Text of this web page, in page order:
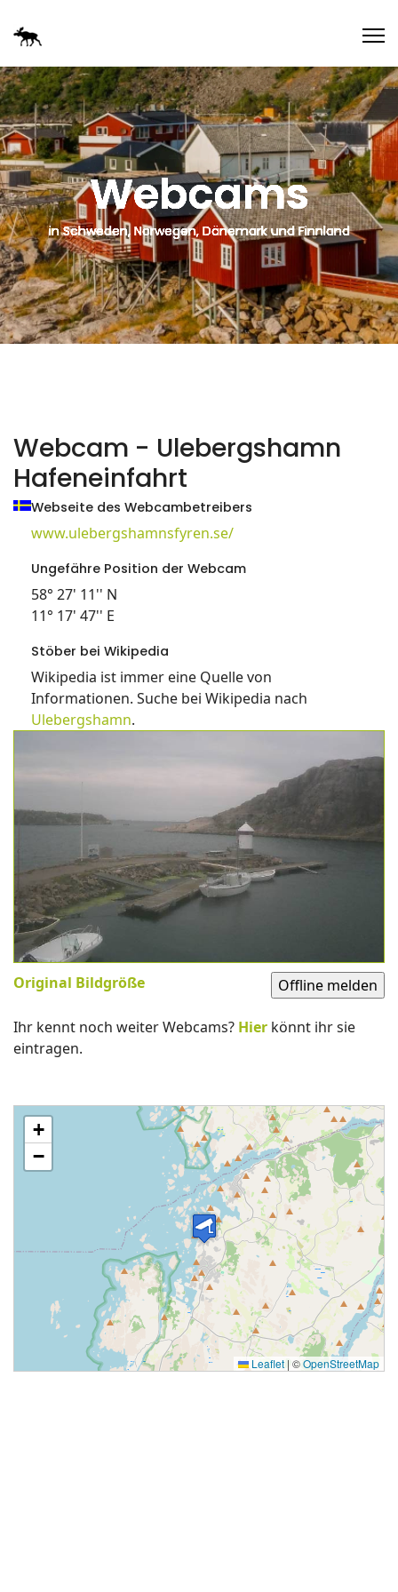
Webcams
in Schweden, Norwegen, Dänemark und Finnland
Webcam - Ulebergshamn
Hafeneinfahrt
Webseite des Webcambetreibers
www.ulebergshamnsfyren.se/
Ungefähre Position der Webcam
58° 27' 11'' N
11° 17' 47'' E
Stöber bei Wikipedia
Wikipedia ist immer eine Quelle von
Informationen. Suche bei Wikipedia nach
Ulebergshamn.
Original Bildgröße
Ihr kennt noch weiter Webcams? Hier könnt ihr sie
eintragen.
+
−
Leaflet | ©OpenStreetMap